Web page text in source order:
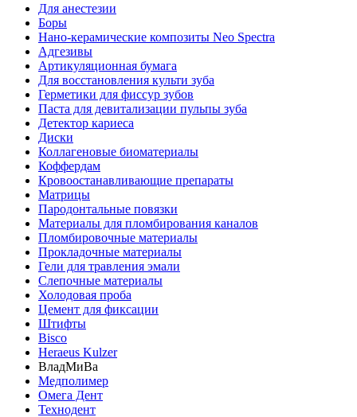
Для анестезии
Боры
Нано-керамические композиты Neo Spectra
Адгезивы
Артикуляционная бумага
Для восстановления культи зуба
Герметики для фиссур зубов
Паста для девитализации пульпы зуба
Детектор кариеса
Диски
Коллагеновые биоматериалы
Коффердам
Кровоостанавливающие препараты
Матрицы
Пародонтальные повязки
Материалы для пломбирования каналов
Пломбировочные материалы
Прокладочные материалы
Гели для травления эмали
Слепочные материалы
Холодовая проба
Цемент для фиксации
Штифты
Bisco
Heraeus Kulzer
ВладМиВа
Медполимер
Омега Дент
Технодент